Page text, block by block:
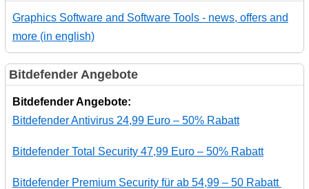
Graphics Software and Software Tools - news, offers and
more (in english)
Bitdefender Angebote
Bitdefender Angebote:
Bitdefender Antivirus 24,99 Euro – 50% Rabatt
Bitdefender Total Security 47,99 Euro – 50% Rabatt
Bitdefender Premium Security für ab 54,99 – 50 Rabatt